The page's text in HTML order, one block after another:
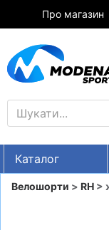
Про магазин
Каталог
UA RU EN
Велошорти > RH >